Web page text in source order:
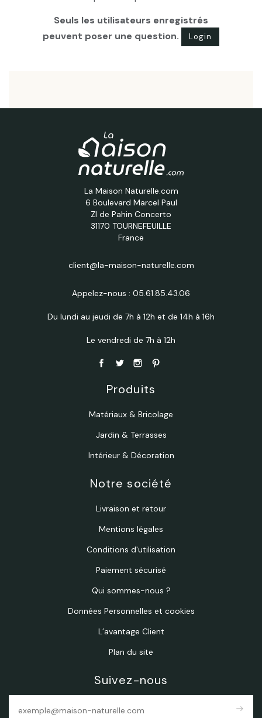
Seuls les utilisateurs enregistrés
peuvent poser une question.
Login
La Maison Naturelle.com
6 Boulevard Marcel Paul
ZI de Pahin Concerto
31170 TOURNEFEUILLE
France
client@la-maison-naturelle.com
Appelez-nous : 05.61.85.43.06
Du lundi au jeudi de 7h à 12h et de 14h à 16h
Le vendredi de 7h à 12h
Produits
Matériaux & Bricolage
Jardin & Terrasses
Intérieur & Décoration
Notre société
Livraison et retour
Mentions légales
Conditions d'utilisation
Paiement sécurisé
Qui sommes-nous ?
Données Personnelles et cookies
L’avantage Client
Plan du site
Suivez-nous
east